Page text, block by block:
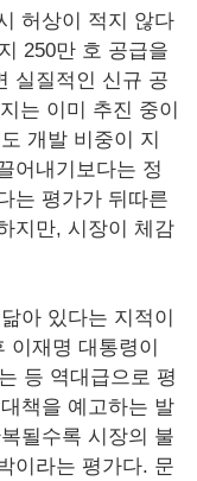
허상이 적지 않다
250만 호 공급을
실질적인 신규 공
는 이미 추진 중이
개발 비중이 지
어내기보다는 정
는 평가가 뒤따른
지만, 시장이 체감
아 있다는 지적이
이재명 대통령이
등 역대급으로 평
책을 예고하는 발
될수록 시장의 불
이라는 평가다. 문